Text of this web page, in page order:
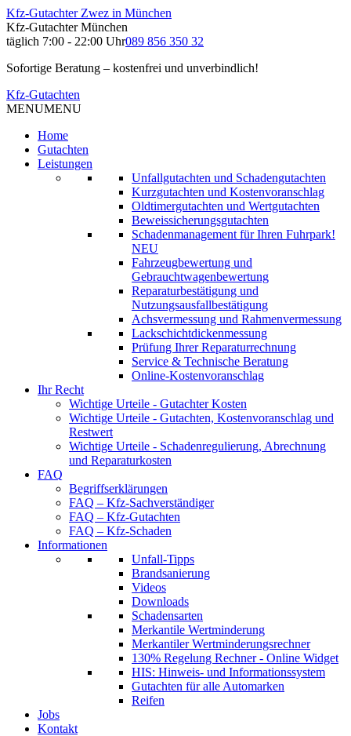
Kfz-Gutachter Zwez in München
Kfz-Gutachter München
täglich 7:00 - 22:00 Uhr089 856 350 32
Sofortige Beratung – kostenfrei und unverbindlich!
Kfz-Gutachten
MENUMENU
Home
Gutachten
Leistungen
Unfallgutachten und Schadengutachten
Kurzgutachten und Kostenvoranschlag
Oldtimergutachten und Wertgutachten
Beweissicherungsgutachten
Schadenmanagement für Ihren Fuhrpark!
NEU
Fahrzeugbewertung und
Gebrauchtwagenbewertung
Reparaturbestätigung und
Nutzungsausfallbestätigung
Achsvermessung und Rahmenvermessung
Lackschichtdickenmessung
Prüfung Ihrer Reparaturrechnung
Service & Technische Beratung
Online-Kostenvoranschlag
Ihr Recht
Wichtige Urteile - Gutachter Kosten
Wichtige Urteile - Gutachten, Kostenvoranschlag und
Restwert
Wichtige Urteile - Schadenregulierung, Abrechnung
und Reparaturkosten
FAQ
Begriffserklärungen
FAQ – Kfz-Sachverständiger
FAQ – Kfz-Gutachten
FAQ – Kfz-Schaden
Informationen
Unfall-Tipps
Brandsanierung
Videos
Downloads
Schadensarten
Merkantile Wertminderung
Merkantiler Wertminderungsrechner
130% Regelung Rechner - Online Widget
HIS: Hinweis- und Informationssystem
Gutachten für alle Automarken
Reifen
Jobs
Kontakt